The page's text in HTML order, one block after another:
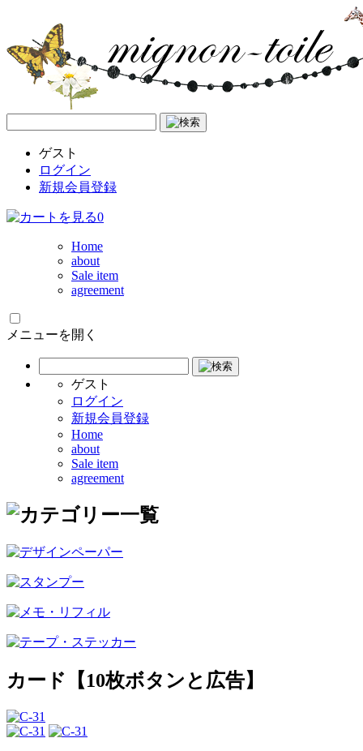
ゲスト
ログイン
新規会員登録
0
Home
about
Sale item
agreement
メニューを開く
ゲスト
ログイン
新規会員登録
Home
about
Sale item
agreement
カード【10枚ボタンと広告】